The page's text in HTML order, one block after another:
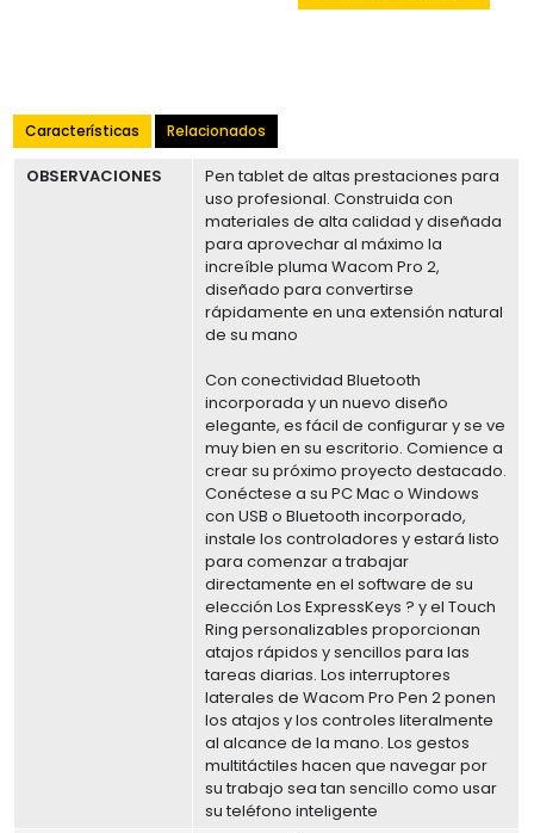
Características Relacionados
OBSERVACIONES
Pen tablet de altas prestaciones para
uso profesional. Construida con
materiales de alta calidad y diseñada
para aprovechar al máximo la
increíble pluma Wacom Pro 2,
diseñado para convertirse
rápidamente en una extensión natural
de su mano
Con conectividad Bluetooth
incorporada y un nuevo diseño
elegante, es fácil de configurar y se ve
muy bien en su escritorio. Comience a
crear su próximo proyecto destacado.
Conéctese a su PC Mac o Windows
con USB o Bluetooth incorporado,
instale los controladores y estará listo
para comenzar a trabajar
directamente en el software de su
elección Los ExpressKeys ? y el Touch
Ring personalizables proporcionan
atajos rápidos y sencillos para las
tareas diarias. Los interruptores
laterales de Wacom Pro Pen 2 ponen
los atajos y los controles literalmente
al alcance de la mano. Los gestos
multitáctiles hacen que navegar por
su trabajo sea tan sencillo como usar
su teléfono inteligente